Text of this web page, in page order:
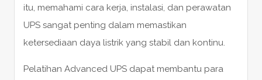
itu, memahami cara kerja, instalasi, dan perawatan
UPS sangat penting dalam memastikan
ketersediaan daya listrik yang stabil dan kontinu.
Pelatihan Advanced UPS dapat membantu para